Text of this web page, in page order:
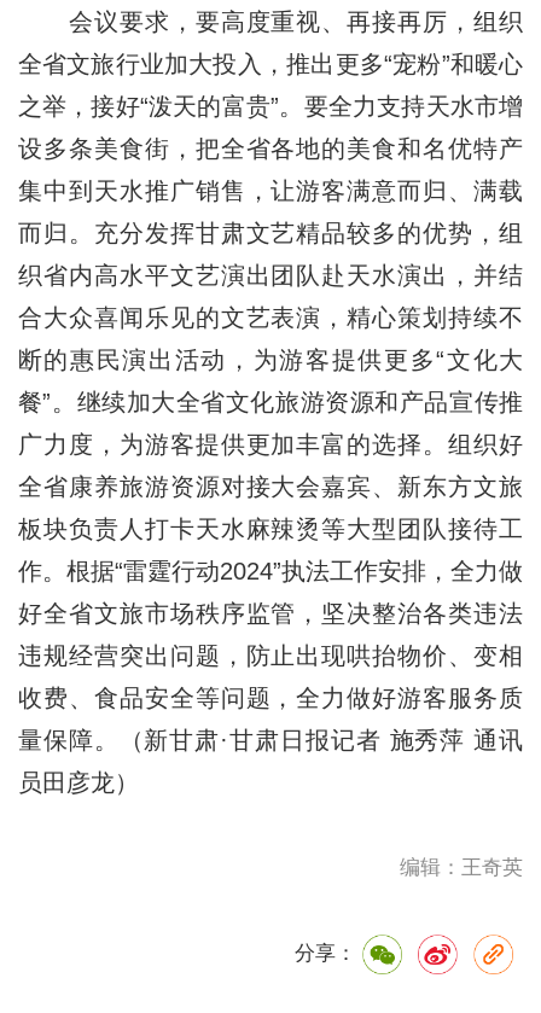
会议要求，要高度重视、再接再厉，组织
全省文旅行业加大投入，推出更多“宠粉”和暖心
之举，接好“泼天的富贵”。要全力支持天水市增
设多条美食街，把全省各地的美食和名优特产
集中到天水推广销售，让游客满意而归、满载
而归。充分发挥甘肃文艺精品较多的优势，组
织省内高水平文艺演出团队赴天水演出，并结
合大众喜闻乐见的文艺表演，精心策划持续不
断的惠民演出活动，为游客提供更多“文化大
餐”。继续加大全省文化旅游资源和产品宣传推
广力度，为游客提供更加丰富的选择。组织好
全省康养旅游资源对接大会嘉宾、新东方文旅
板块负责人打卡天水麻辣烫等大型团队接待工
作。根据“雷霆行动2024”执法工作安排，全力做
好全省文旅市场秩序监管，坚决整治各类违法
违规经营突出问题，防止出现哄抬物价、变相
收费、食品安全等问题，全力做好游客服务质
量保障。（新甘肃·甘肃日报记者 施秀萍 通讯
员田彦龙）
编辑：王奇英
分享：